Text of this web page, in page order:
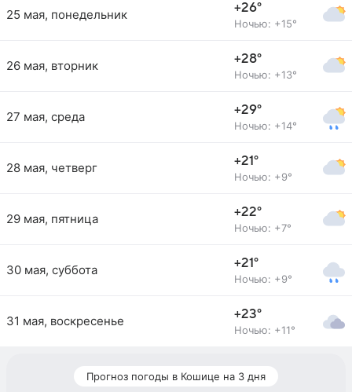
25 мая, понедельник +26°
Ночью: +15°
26 мая, вторник +28°
Ночью: +13°
27 мая, среда +29°
Ночью: +14°
28 мая, четверг +21°
Ночью: +9°
29 мая, пятница +22°
Ночью: +7°
30 мая, суббота +21°
Ночью: +9°
31 мая, воскресенье +23°
Ночью: +11°
Прогноз погоды в Кошице на 3 дня